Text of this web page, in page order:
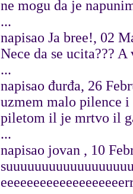
ne mogu da je
...
napisao Ja bree!, 02
Nece da se ucita??? A
...
napisao đurđa, 26
uzmem malo pilence
piletom il je mrtvo il
...
napisao jovan , 10